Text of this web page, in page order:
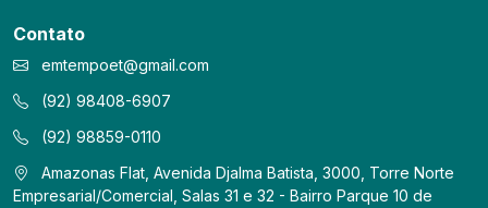
Contato
emtempoet@gmail.com
(92) 98408-6907
(92) 98859-0110
Amazonas Flat, Avenida Djalma Batista, 3000, Torre Norte
Empresarial/Comercial, Salas 31 e 32 - Bairro Parque 10 de